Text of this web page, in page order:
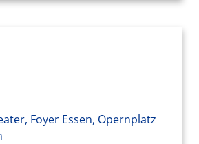
Foyer Essen, Opernplatz